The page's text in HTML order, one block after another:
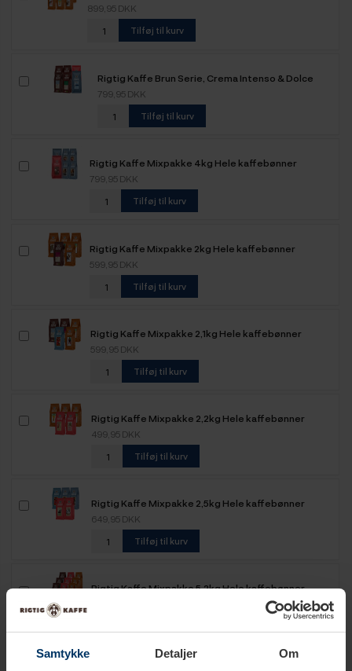
Samtykke Detaljer Om
899,95 DKK
Tilføj til kurv
Rigtig Kaffe Brun Serie, Crema Intenso & Dolce
Crema Mixpakke 3,6kg Hele kaffebønner
799,95 DKK
Tilføj til kurv
Rigtig Kaffe Mixpakke 4kg Hele kaffebønner
799,95 DKK
Tilføj til kurv
Rigtig Kaffe Mixpakke 2kg Hele kaffebønner
599,95 DKK
Tilføj til kurv
Rigtig Kaffe Mixpakke 2,1kg Hele kaffebønner
599,95 DKK
Tilføj til kurv
Rigtig Kaffe Mixpakke 2,2kg Hele kaffebønner
499,95 DKK
Tilføj til kurv
Rigtig Kaffe Mixpakke 2,5kg Hele kaffebønner
649,95 DKK
Tilføj til kurv
Rigtig Kaffe Mixpakke 5,2kg Hele kaffebønner